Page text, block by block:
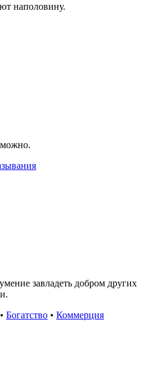
наполовину.
завладеть добром других
• Богатство • Коммерция